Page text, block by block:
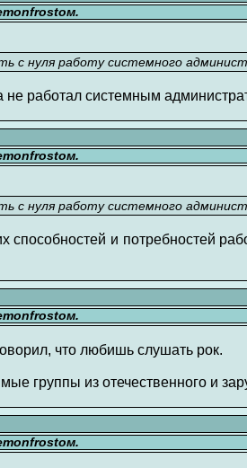
с нуля работу системного
не работал системным
с нуля работу системного
способностей и потребностей
что любишь слушать рок.
группы из отечественного и